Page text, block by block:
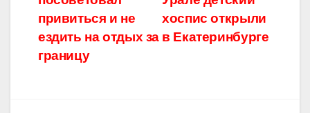
по
записям
хоспис открыли
в Екатеринбурге
привиться и не
ездить на отдых за
границу